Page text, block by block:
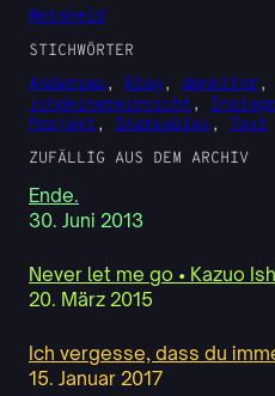
Metaheld
STICHWÖRTER
Anderswo, Blog , dmnkltnr,
ichdeinerwirnicht ,
Projekt , Shareables , Text
ZUFÄLLIG AUS DEM ARCHIV
Ende.
30. Juni 2013
Never let me go • Kazuo
20. März 2015
Ich vergesse, dass du
15. Januar 2017